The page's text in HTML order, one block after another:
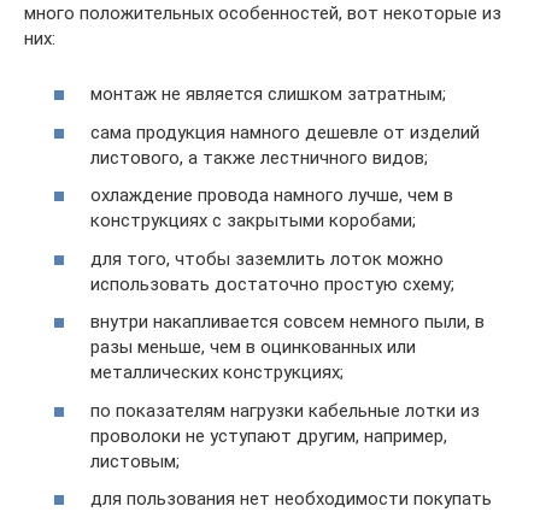
много положительных особенностей, вот некоторые из
них:
монтаж не является слишком затратным;
сама продукция намного дешевле от изделий
листового, а также лестничного видов;
охлаждение провода намного лучше, чем в
конструкциях с закрытыми коробами;
для того, чтобы заземлить лоток можно
использовать достаточно простую схему;
внутри накапливается совсем немного пыли, в
разы меньше, чем в оцинкованных или
металлических конструкциях;
по показателям нагрузки кабельные лотки из
проволоки не уступают другим, например,
листовым;
для пользования нет необходимости покупать